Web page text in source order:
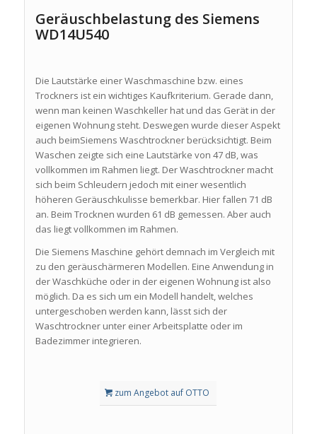
Geräuschbelastung des Siemens
WD14U540
Die Lautstärke einer Waschmaschine bzw. eines
Trockners ist ein wichtiges Kaufkriterium. Gerade dann,
wenn man keinen Waschkeller hat und das Gerät in der
eigenen Wohnung steht. Deswegen wurde dieser Aspekt
auch beimSiemens Waschtrockner berücksichtigt. Beim
Waschen zeigte sich eine Lautstärke von 47 dB, was
vollkommen im Rahmen liegt. Der Waschtrockner macht
sich beim Schleudern jedoch mit einer wesentlich
höheren Geräuschkulisse bemerkbar. Hier fallen 71 dB
an. Beim Trocknen wurden 61 dB gemessen. Aber auch
das liegt vollkommen im Rahmen.
Die Siemens Maschine gehört demnach im Vergleich mit
zu den geräuschärmeren Modellen. Eine Anwendung in
der Waschküche oder in der eigenen Wohnung ist also
möglich. Da es sich um ein Modell handelt, welches
untergeschoben werden kann, lässt sich der
Waschtrockner unter einer Arbeitsplatte oder im
Badezimmer integrieren.
zum Angebot auf OTTO